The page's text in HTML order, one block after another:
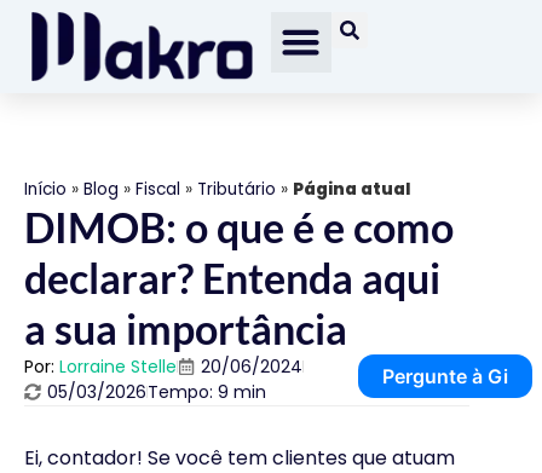
Início » Blog » Fiscal » Tributário » Página atual
DIMOB: o que é e como
declarar? Entenda aqui
a sua importância
Por: Lorraine Stelle
20/06/2024
05/03/2026Tempo: 9 min
Pergunte à Gi
Ei, contador! Se você tem clientes que atuam